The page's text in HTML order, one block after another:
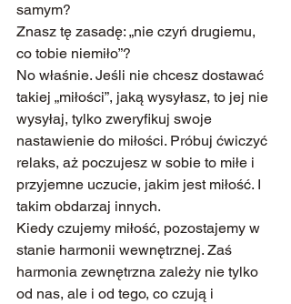
samym?
Znasz tę zasadę: „nie czyń drugiemu,
co tobie niemiło”?
No właśnie. Jeśli nie chcesz dostawać
takiej „miłości”, jaką wysyłasz, to jej nie
wysyłaj, tylko zweryfikuj swoje
nastawienie do miłości. Próbuj ćwiczyć
relaks, aż poczujesz w sobie to miłe i
przyjemne uczucie, jakim jest miłość. I
takim obdarzaj innych.
Kiedy czujemy miłość, pozostajemy w
stanie harmonii wewnętrznej. Zaś
harmonia zewnętrzna zależy nie tylko
od nas, ale i od tego, co czują i